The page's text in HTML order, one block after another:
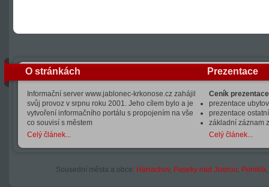
O stránkách
Informační server www.jablonec-krkonose.cz zahájil
svůj provoz v srpnu roku 2001. Jeho cílem bylo a je
vytvoření informačního portálu s propojením na vše
co souvisí s městem
Celý článek...
Prezentace
Ceník
prezentace
prezentace
základní záznam
Celý článek...
Sousední města a obce: Harrachov, Paseky nad Jizerou, Poniklá,